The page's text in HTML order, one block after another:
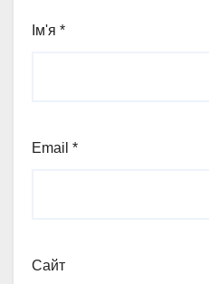
Ім'я *
Email *
Сайт